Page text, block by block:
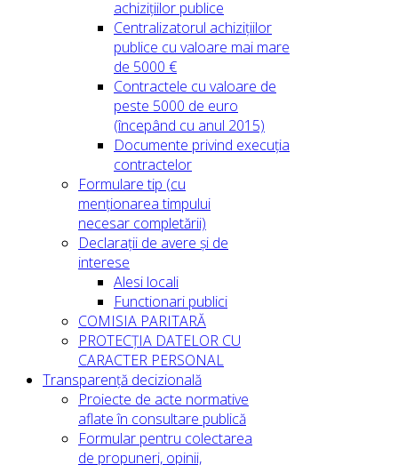
achizițiilor publice
Centralizatorul achizițiilor
publice cu valoare mai mare
de 5000 €
Contractele cu valoare de
peste 5000 de euro
(începând cu anul 2015)
Documente privind execuția
contractelor
Formulare tip (cu
menționarea timpului
necesar completării)
Declarații de avere și de
interese
Alesi locali
Functionari publici
COMISIA PARITARĂ
PROTECȚIA DATELOR CU
CARACTER PERSONAL
Transparență decizională
Proiecte de acte normative
aflate în consultare publică
Formular pentru colectarea
de propuneri, opinii,